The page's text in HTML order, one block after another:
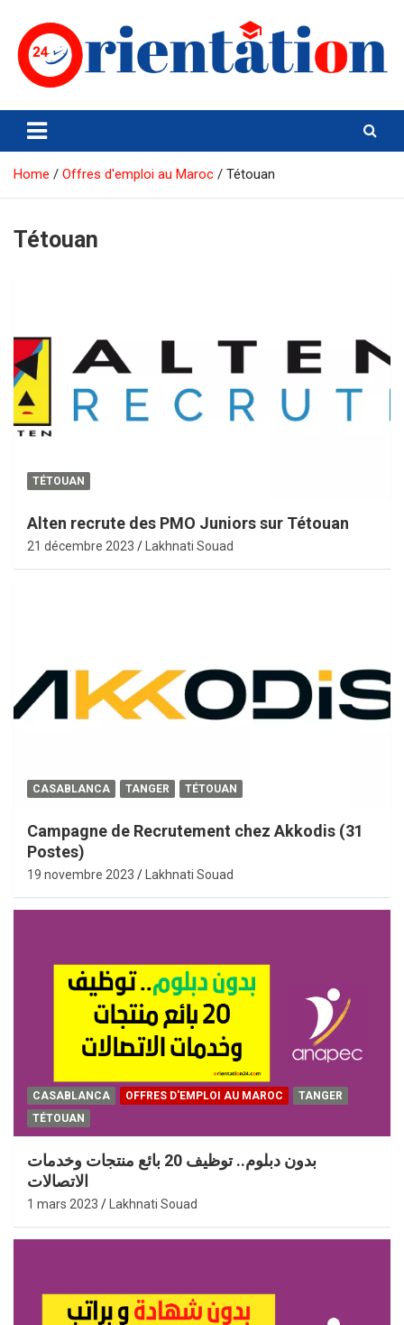
content
Orientation24
Emploi et Orientation au Maroc
Home Offres d'emploi au Maroc Tétouan
Tétouan
TÉTOUAN
Alten recrute des PMO Juniors sur Tétouan
21 décembre 2023 Lakhnati Souad
CASABLANCA TANGER TÉTOUAN
Campagne de Recrutement chez Akkodis (31
Postes)
19 novembre 2023 Lakhnati Souad
CASABLANCA OFFRES D'EMPLOI AU MAROC
TANGER
TÉTOUAN
بدون دبلوم.. توظيف 20 بائع منتجات وخدمات
الاتصالات
1 mars 2023 Lakhnati Souad